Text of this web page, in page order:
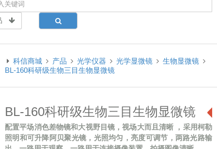
科信商城 产品 光学仪器 光学显微镜
生物显微镜
BL-160科研级生物三目生物显微镜
BL-160科研级生物三目生物显微镜
配置平场消色差物镜和大视野目镜，视场大而且清晰 ，采用柯勒
照明和可升降阿贝聚光镜，光照均匀，亮度可调节，两路光路输